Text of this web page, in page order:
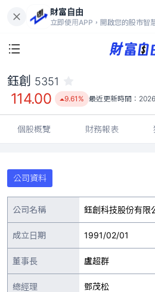
財富自由
立即使用APP，開啟您的股市智
114.00
9.61%
鈺創 5351
114.00 9.61% 最近更新時間：
個股概覽 財務報表
公司資料
公司名稱 鈺創科技股份有限
成立日期 1991/02/01
董事長 盧超群
總經理 鄧茂松